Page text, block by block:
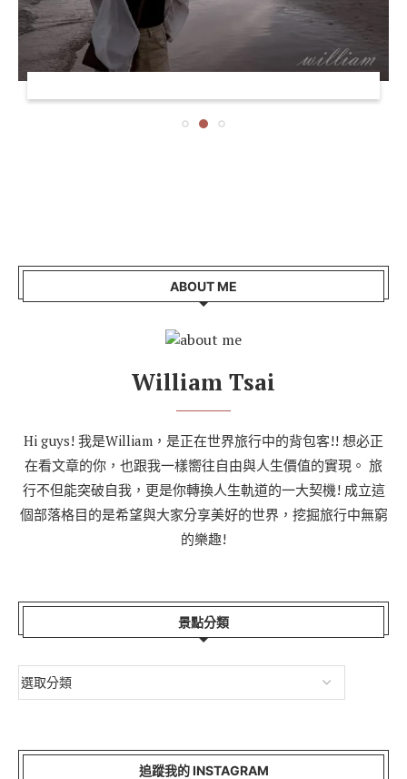
ABOUT ME
William Tsai
Hi guys! 我是William，是正在世界旅行中的背包客!! 想必正
在看文章的你，也跟我一樣嚮往自由與人生價值的實現。 旅
行不但能突破自我，更是你轉換人生軌道的一大契機! 成立這
個部落格目的是希望與大家分享美好的世界，挖掘旅行中無窮
的樂趣!
景點分類
追蹤我的 INSTAGRAM